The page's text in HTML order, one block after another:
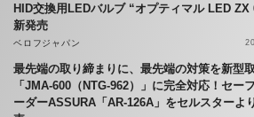
HID交換用LEDバルブ “オプティマル LED ZX
新発売
ベロフジャパン
最先端の取り締まりに、最先端の対策を新型
「JMA-600（NTG-962）」に完全対応！セー
ーダーASSURA「AR-126A」をセルスターよ